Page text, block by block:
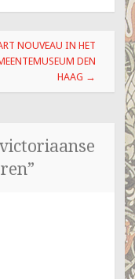
NOUVEAU IN HET
DEN
HAAG →
”